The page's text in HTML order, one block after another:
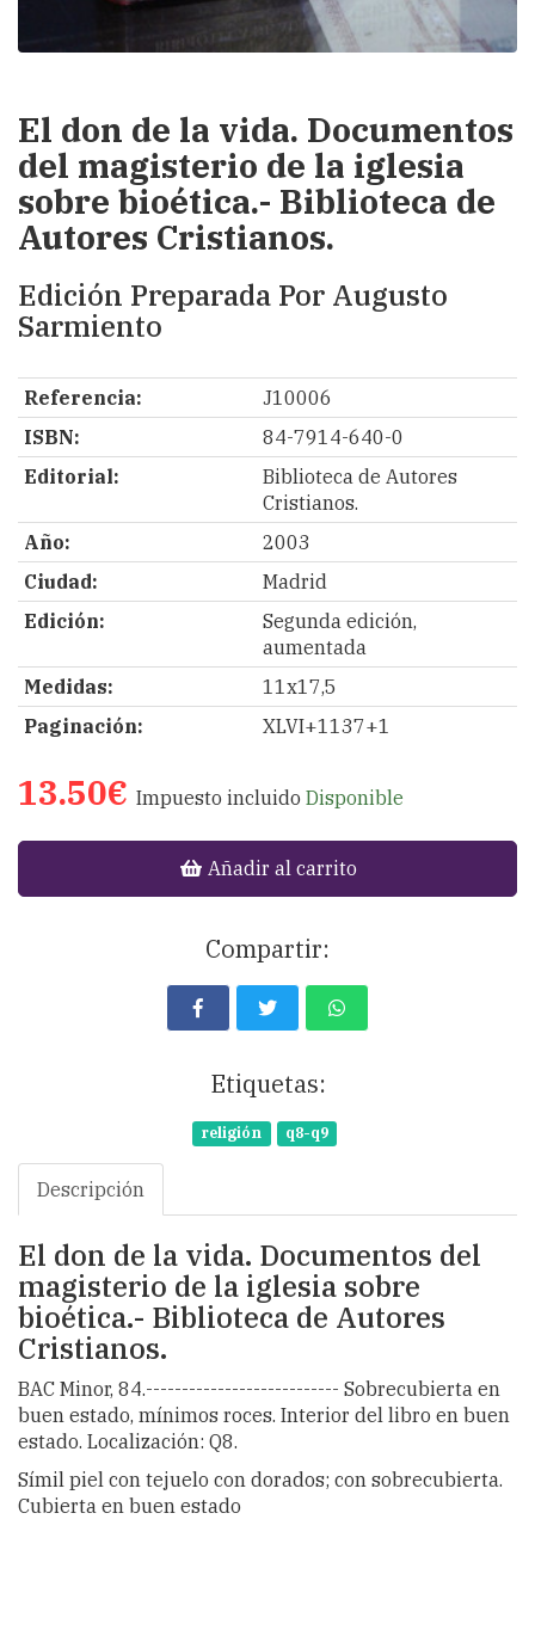
El don de la vida. Documentos
del magisterio de la iglesia
sobre bioética.- Biblioteca de
Autores Cristianos.
Edición Preparada Por Augusto
Sarmiento
Referencia:
J10006
ISBN:
84-7914-640-0
Editorial:
Biblioteca de Autores
Cristianos.
Año:
2003
Ciudad:
Madrid
Edición:
Segunda edición,
aumentada
Medidas:
11x17,5
Paginación:
XLVI+1137+1
13.50€ Impuesto incluido Disponible
Añadir al carrito
Compartir:
Etiquetas:
religión q8-q9
Descripción
El don de la vida. Documentos del
magisterio de la iglesia sobre
bioética.- Biblioteca de Autores
Cristianos.
BAC Minor, 84.--------------------------- Sobrecubierta en
buen estado, mínimos roces. Interior del libro en buen
estado. Localización: Q8.
Símil piel con tejuelo con dorados; con sobrecubierta.
Cubierta en buen estado